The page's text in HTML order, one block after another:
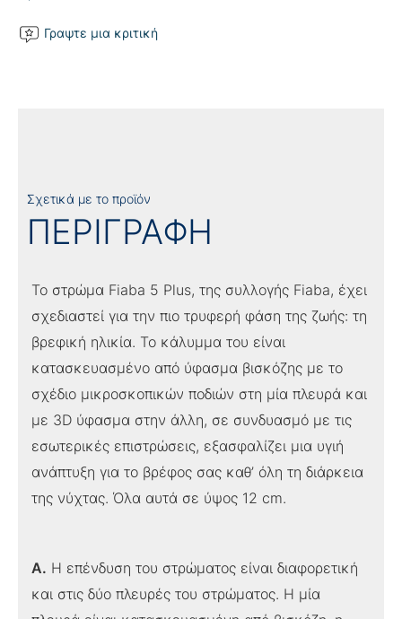
Γραψτε μια κριτική
Σχετικά με το προϊόν
ΠΕΡΙΓΡΑΦΗ
Το στρώμα Fiaba 5 Plus, της συλλογής Fiaba, έχει
σχεδιαστεί για την πιο τρυφερή φάση της ζωής: τη
βρεφική ηλικία. Το κάλυμμα του είναι
κατασκευασμένο από ύφασμα βισκόζης με το
σχέδιο μικροσκοπικών ποδιών στη μία πλευρά και
με 3D ύφασμα στην άλλη, σε συνδυασμό με τις
εσωτερικές επιστρώσεις, εξασφαλίζει μια υγιή
ανάπτυξη για το βρέφος σας καθ’ όλη τη διάρκεια
της νύχτας. Όλα αυτά σε ύψος 12 cm.
A. Η επένδυση του στρώματος είναι διαφορετική
και στις δύο πλευρές του στρώματος. Η μία